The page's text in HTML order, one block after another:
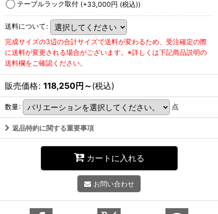
テーブルラック取付 (+33,000円 (税込))
送料について:
完成サイズの3辺の合計サイズで送料が変わるため、受注確定の際
に送料が変更される場合がございます。※詳しくは下記商品説明の
送料欄をご確認ください。
販売価格: 118,250円～(税込)
数量: 点
返品特約に関する重要事項
カートに入れる
お問い合わせ